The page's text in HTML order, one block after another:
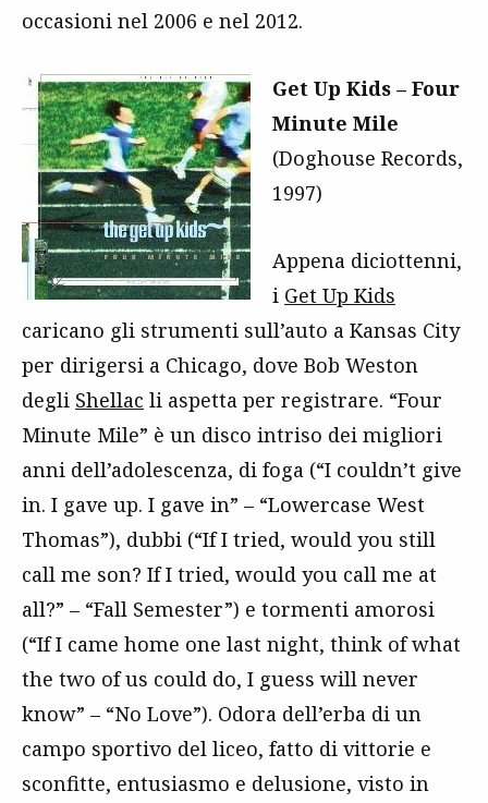
occasioni nel 2006 e nel 2012.
Get Up Kids – Four
Minute Mile
(Doghouse Records,
1997)
Appena diciottenni,
i Get Up Kids
caricano gli strumenti sull’auto a Kansas City
per dirigersi a Chicago, dove Bob Weston
degli Shellac li aspetta per registrare. “Four
Minute Mile” è un disco intriso dei migliori
anni dell’adolescenza, di foga (“I couldn’t give
in. I gave up. I gave in” – “Lowercase West
Thomas”), dubbi (“If I tried, would you still
call me son? If I tried, would you call me at
all?” – “Fall Semester”) e tormenti amorosi
(“If I came home one last night, think of what
the two of us could do, I guess will never
know” – “No Love”). Odora dell’erba di un
campo sportivo del liceo, fatto di vittorie e
sconfitte, entusiasmo e delusione, visto in